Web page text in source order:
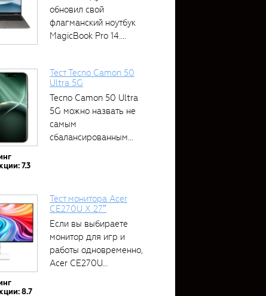
обновил свой
флагманский ноутбук
MagicBook Pro 14....
7.3
Тест Tecno Camon 50
Ultra 5G
Tecno Camon 50 Ultra
5G можно назвать не
самым
сбалансированным
8.7
Тест монитора Acer
CE270U X 27″
Если вы выбираете
монитор для игр и
работы одновременно,
Acer CE270U...